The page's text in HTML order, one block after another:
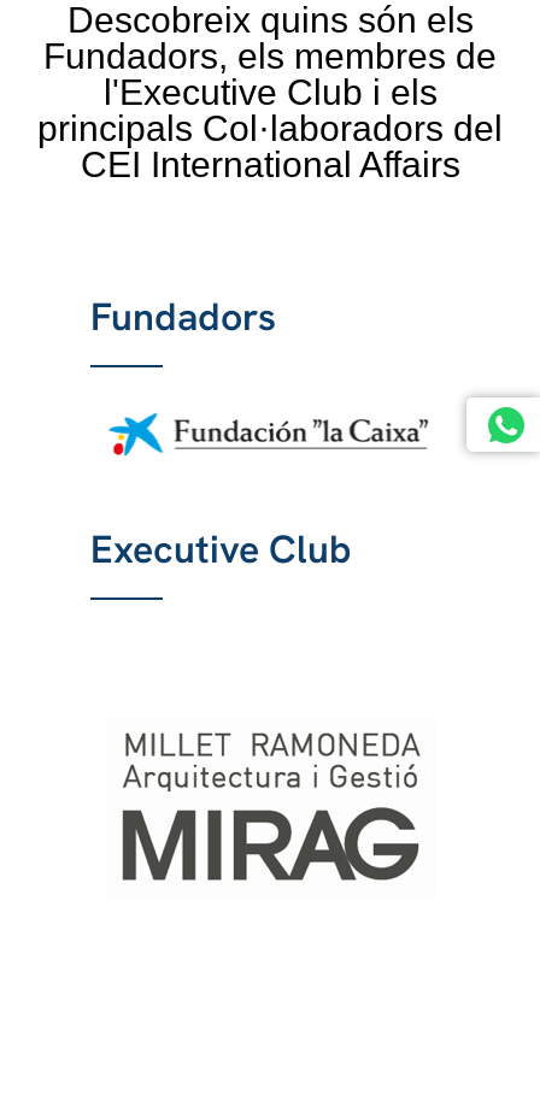
Descobreix quins són els
Fundadors, els membres de
l'Executive Club i els
principals Col·laboradors del
CEI International Affairs
Fundadors
Executive Club